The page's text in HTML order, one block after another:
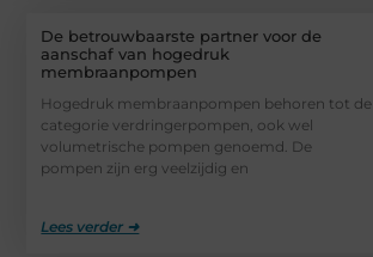
De betrouwbaarste partner voor de
aanschaf van hogedruk
membraanpompen
Hogedruk membraanpompen behoren tot de
categorie verdringerpompen, ook wel
volumetrische pompen genoemd. De
pompen zijn erg veelzijdig en
Lees verder ➜